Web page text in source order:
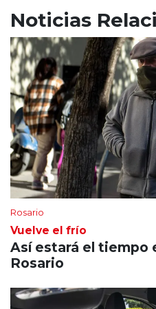
Noticias
Rosario
Vuelve el frío
Así estará el tiempo
Rosario